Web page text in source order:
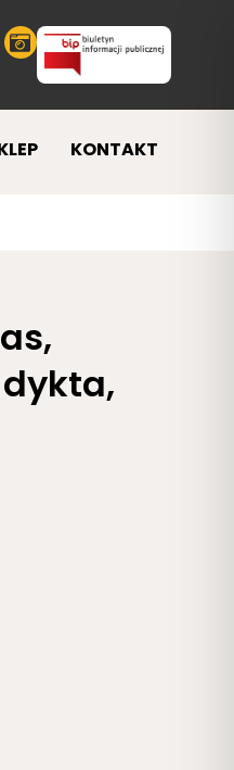
KONTAKT
dykta,